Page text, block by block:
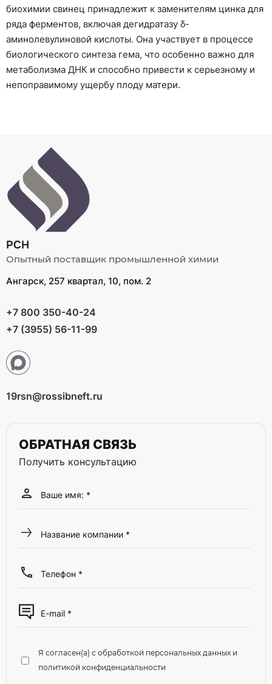
биохимии свинец принадлежит к заменителям цинка для
ряда ферментов, включая дегидратазу δ-
аминолевулиновой кислоты. Она участвует в процессе
биологического синтеза гема, что особенно важно для
метаболизма ДНК и способно привести к серьезному и
непоправимому ущербу плоду матери.
РСН
Опытный поставщик промышленной химии
Ангарск, 257 квартал, 10, пом. 2
+7 800 350-40-24
+7 (3955) 56-11-99
19rsn@rossibneft.ru
ОБРАТНАЯ СВЯЗЬ
Получить консультацию
Я согласен(а) с обработкой персональных данных и
политикой конфиденциальности